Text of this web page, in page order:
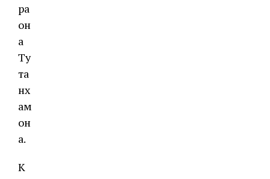
ра
он
а
Ту
та
нх
ам
он
а.
К